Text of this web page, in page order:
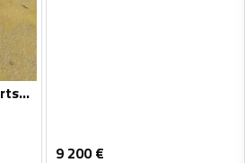
Volkswagen - Golf Sportsvan - 1.6 TDI DSG
9 200€